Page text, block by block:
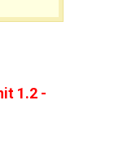
1.2 -